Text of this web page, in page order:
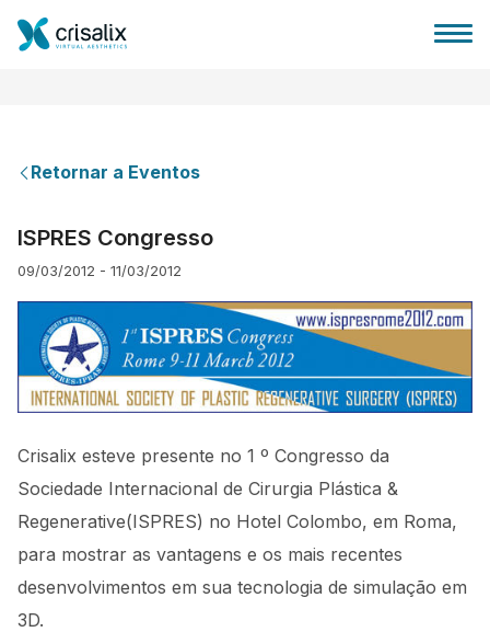
Plataforma 3D de business
Planos
Avaliações dos pacientes
Retornar a Eventos
ISPRES Congresso
09/03/2012 - 11/03/2012
Crisalix esteve presente no 1 º Congresso da
Sociedade Internacional de Cirurgia Plástica &
Regenerative(ISPRES) no Hotel Colombo, em Roma,
para mostrar as vantagens e os mais recentes
desenvolvimentos em sua tecnologia de simulação em
3D.